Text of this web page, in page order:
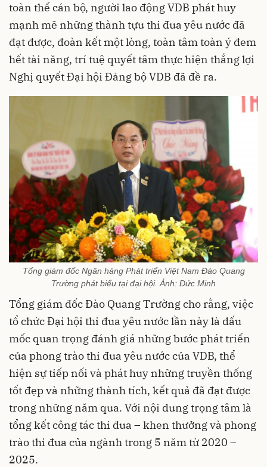
toàn thể cán bộ, người lao động VDB phát huy
mạnh mẽ những thành tựu thi đua yêu nước đã
đạt được, đoàn kết một lòng, toàn tâm toàn ý đem
hết tài năng, trí tuệ quyết tâm thực hiện thắng lợi
Nghị quyết Đại hội Đảng bộ VDB đã đề ra.
Tổng giám đốc Ngân hàng Phát triển Việt Nam Đào Quang
Trường phát biểu tại đại hội. Ảnh: Đức Minh
Tổng giám đốc Đào Quang Trường cho rằng, việc
tổ chức Đại hội thi đua yêu nước lần này là dấu
mốc quan trọng đánh giá những bước phát triển
của phong trào thi đua yêu nước của VDB, thể
hiện sự tiếp nối và phát huy những truyền thống
tốt đẹp và những thành tích, kết quả đã đạt được
trong những năm qua. Với nội dung trọng tâm là
tổng kết công tác thi đua – khen thưởng và phong
trào thi đua của ngành trong 5 năm từ 2020 –
2025.